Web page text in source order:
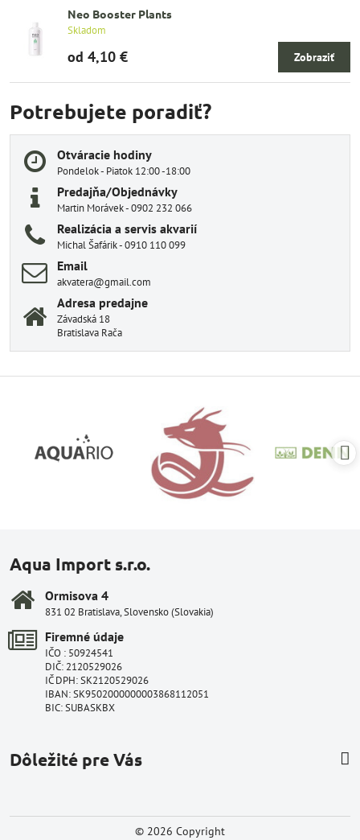
Neo Booster Plants
Skladom
od 4,10 € Zobraziť
Potrebujete poradiť?
Otváracie hodiny
Pondelok - Piatok 12:00 -18:00
Predajňa/Objednávky
Martin Morávek - 0902 232 066
Realizácia a servis akvarií
Michal Šafárik - 0910 110 099
Email
akvatera@gmail.com
Adresa predajne
Závadská 18
Bratislava Rača
Aqua Import s.r.o.
Ormisova 4
831 02 Bratislava, Slovensko (Slovakia)
Firemné údaje
IČO : 50924541
DIČ: 2120529026
IČ DPH: SK2120529026
IBAN: SK9502000000003868112051
BIC: SUBASKBX
Dôležité pre Vás
© 2026 Copyright